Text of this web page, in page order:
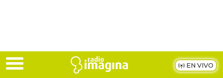
EN VIVO